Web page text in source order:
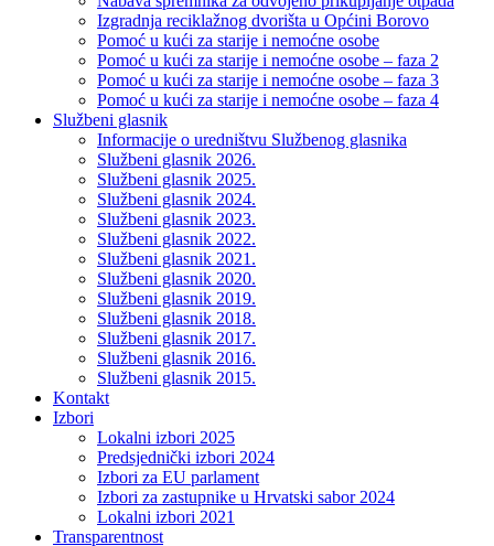
Izgradnja reciklažnog dvorišta u Općini Borovo
Pomoć u kući za starije i nemoćne osobe
Pomoć u kući za starije i nemoćne osobe – faza 2
Pomoć u kući za starije i nemoćne osobe – faza 3
Pomoć u kući za starije i nemoćne osobe – faza 4
Službeni glasnik
Informacije o uredništvu Službenog glasnika
Službeni glasnik 2026.
Službeni glasnik 2025.
Službeni glasnik 2024.
Službeni glasnik 2023.
Službeni glasnik 2022.
Službeni glasnik 2021.
Službeni glasnik 2020.
Službeni glasnik 2019.
Službeni glasnik 2018.
Službeni glasnik 2017.
Službeni glasnik 2016.
Službeni glasnik 2015.
Kontakt
Izbori
Lokalni izbori 2025
Predsjednički izbori 2024
Izbori za EU parlament
Izbori za zastupnike u Hrvatski sabor 2024
Lokalni izbori 2021
Transparentnost